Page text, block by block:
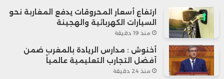
ارتفاع أسعار المحروقات يدفع المغاربة نحو
السيارات الكهربائية والهجينة
منذ 19 دقيقة
أخنوش : مدارس الريادة بالمغرب ضمن
أفضل التجارب التعليمية عالمياً
منذ 24 دقيقة